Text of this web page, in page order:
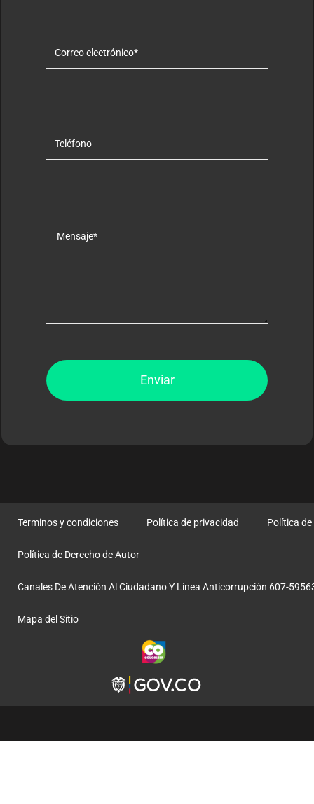
Enviar
Terminos y condiciones Política de privacidad Política
Política de Derecho de Autor
Canales De Atención Al Ciudadano Y Línea Anticorrupción 607-
Mapa del Sitio